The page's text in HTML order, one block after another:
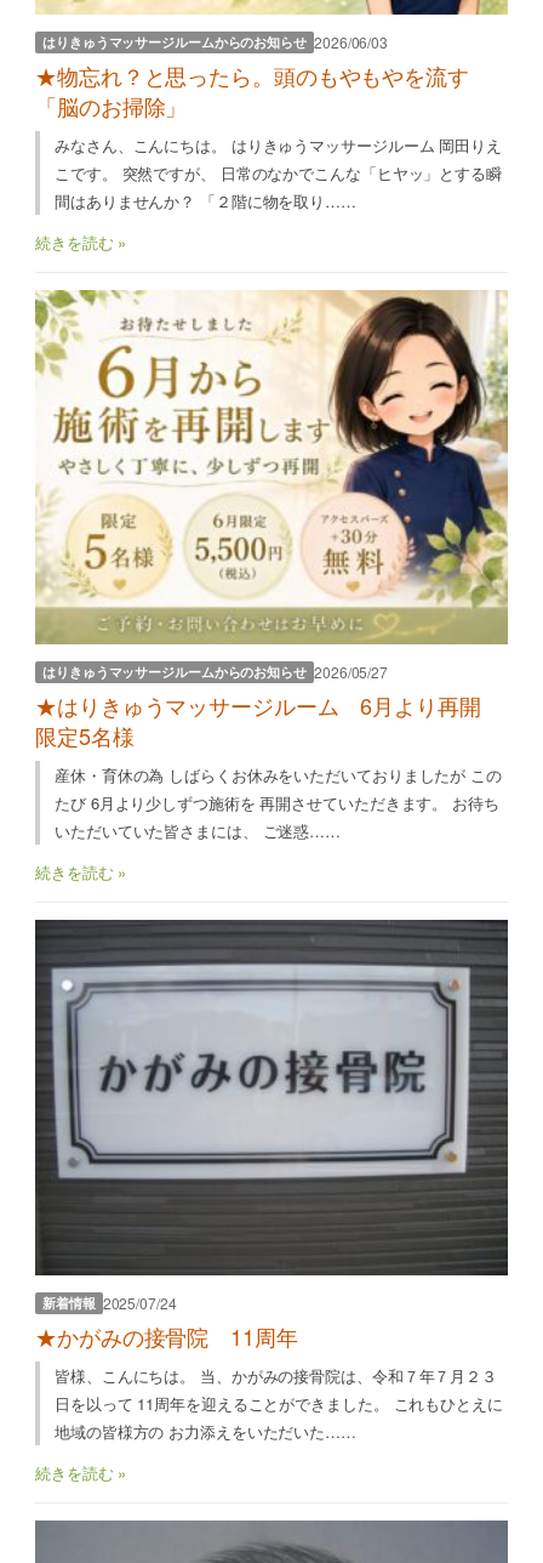
はりきゅうマッサージルームからのお知らせ 2026/06/03
★物忘れ？と思ったら。頭のもやもやを流す
「脳のお掃除」
みなさん、こんにちは。 はりきゅうマッサージルーム 岡田りえ
こです。 突然ですが、 日常のなかでこんな「ヒヤッ」とする瞬
間はありませんか？ 「２階に物を取り……
続きを読む »
はりきゅうマッサージルームからのお知らせ 2026/05/27
★はりきゅうマッサージルーム 6月より再開
限定5名様
産休・育休の為 しばらくお休みをいただいておりましたが この
たび 6月より少しずつ施術を 再開させていただきます。 お待ち
いただいていた皆さまには、 ご迷惑……
続きを読む »
新着情報 2025/07/24
★かがみの接骨院 11周年
皆様、こんにちは。 当、かがみの接骨院は、令和７年７月２３
日を以って 11周年を迎えることができました。 これもひとえに
地域の皆様方の お力添えをいただいた……
続きを読む »